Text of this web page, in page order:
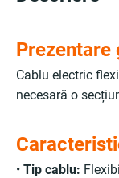
Prezentare
Cablu electric
necesară o
• Tip cablu: